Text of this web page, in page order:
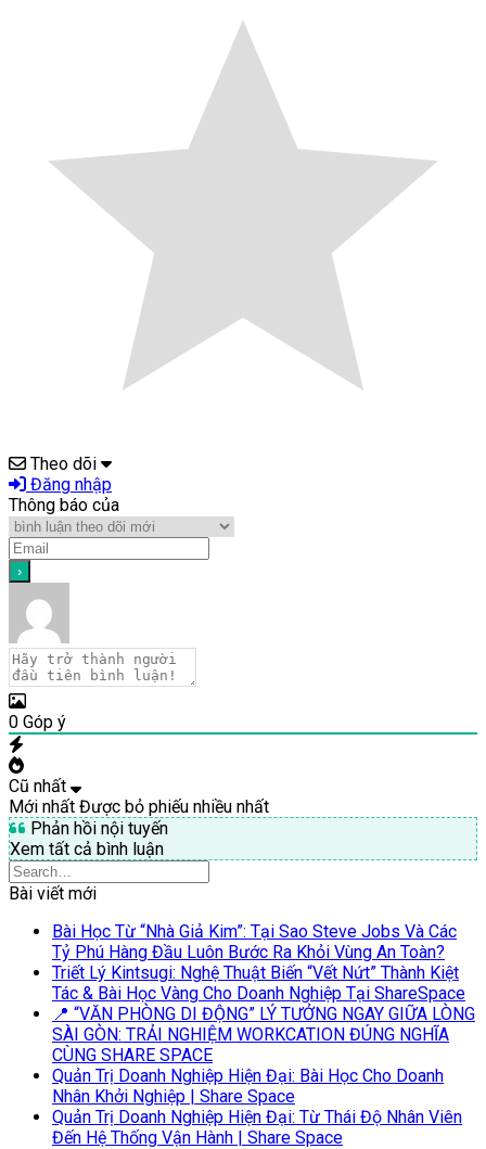
Theo dõi
Đăng nhập
Thông báo của
0 Góp ý
Cũ nhất
Mới nhất Được bỏ phiếu nhiều nhất
Phản hồi nội tuyến
Xem tất cả bình luận
Bài viết mới
Bài Học Từ “Nhà Giả Kim”: Tại Sao Steve Jobs Và Các
Tỷ Phú Hàng Đầu Luôn Bước Ra Khỏi Vùng An Toàn?
Triết Lý Kintsugi: Nghệ Thuật Biến “Vết Nứt” Thành Kiệt
Tác & Bài Học Vàng Cho Doanh Nghiệp Tại ShareSpace
📍 “VĂN PHÒNG DI ĐỘNG” LÝ TƯỞNG NGAY GIỮA LÒNG
SÀI GÒN: TRẢI NGHIỆM WORKCATION ĐÚNG NGHĨA
CÙNG SHARE SPACE
Quản Trị Doanh Nghiệp Hiện Đại: Bài Học Cho Doanh
Nhân Khởi Nghiệp | Share Space
Quản Trị Doanh Nghiệp Hiện Đại: Từ Thái Độ Nhân Viên
Đến Hệ Thống Vận Hành | Share Space